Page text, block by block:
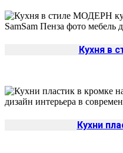
Кухня в
Кухни